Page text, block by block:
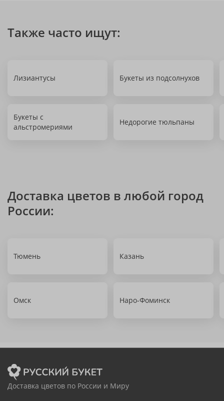
Также часто ищут:
Лизиантусы Букеты из подсолнухов
Букеты с
альстромериями
Недорогие тюльпаны
Доставка цветов в любой город
России:
Тюмень Казань
Омск Наро-Фоминск
Доставка цветов по России и Миру